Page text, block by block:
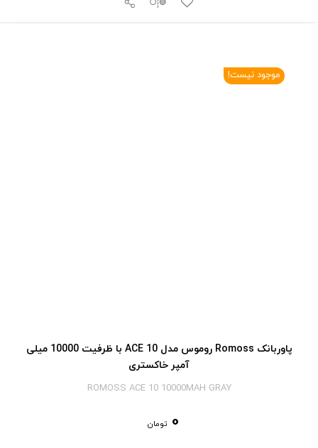
موجود نیست!
پاوربانک Romoss روموس مدل ACE 10 با ظرفیت 10000 میلی
آمپر خاکستری
ROMOSS ACE 10 10000MAH GRAY
0 تومان